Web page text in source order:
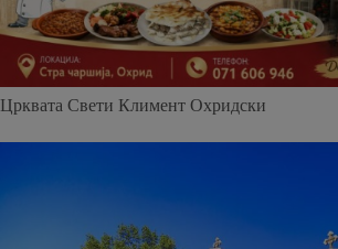
Црквата Свети Климент Охридски